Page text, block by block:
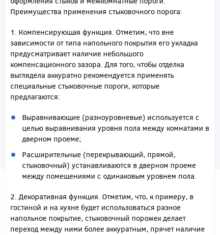
Преимущества применения стыковочного порога:
1. Компенсирующая функция. Отметим, что вне
зависимости от типа напольного покрытия его укладка
предусматривает наличие небольшого
компенсационного зазора. Для того, чтобы отделка
выглядела аккуратно рекомендуется применять
специальные стыковочные пороги, которые
предлагаются:
Выравнивающие (разноуровневые) используется с
целью выравнивания уровня пола между комнатами в
дверном проеме;
Расширительные (перекрывающий, прямой,
стыковочный) устанавливаются в дверном проеме
между помещениями с одинаковым уровнем пола.
2. Декоративная функция. Отметим, что, к примеру, в
гостиной и на кухне будет использоваться разное
напольное покрытие, стыковочный порожек делает
переход между ними более аккуратным, прячет наличие